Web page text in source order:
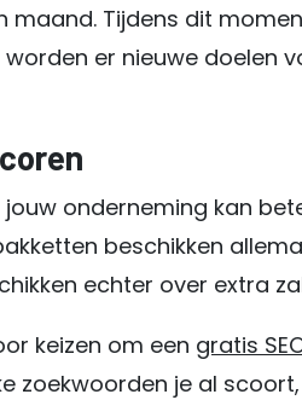
Tijdens dit
er nieuwe doelen
onderneming kan
beschikken
echter over extra
keizen om een gratis
zoekwoorden je al